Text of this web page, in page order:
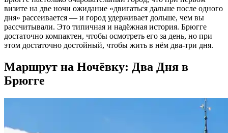
визите на две ночи ожидание «двигаться дальше после одного
дня» рассеивается — и город удерживает дольше, чем вы
рассчитывали. Это типичная и надёжная история. Брюгге
достаточно компактен, чтобы осмотреть его за день, но при
этом достаточно достойный, чтобы жить в нём два-три дня.
Маршрут на Ночёвку: Два Дня в
Брюгге